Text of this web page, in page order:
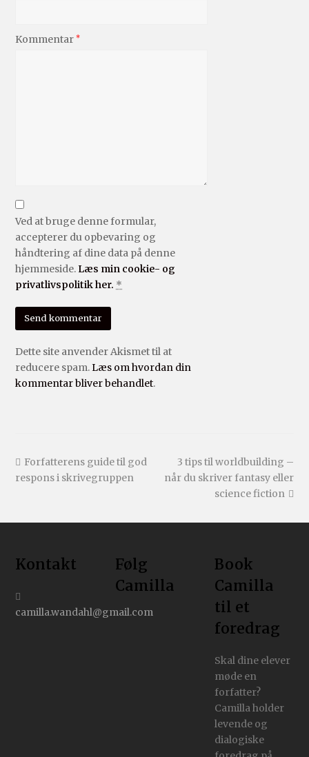
Kommentar *
Ved at bruge denne formular,
accepterer du opbevaring og
håndtering af dine data på denne
hjemmeside. Læs min cookie- og
privatlivspolitik her. *
Dette site anvender Akismet til at
reducere spam.Læs om hvordan din
kommentar bliver behandlet.
Forfatterens guide til god
respons i skrivegruppen
3 tips til worldbuilding –
når du skriver fantasy eller
science fiction
Kontakt
camilla.wandahl@gmail.com
Følg
Camilla
Book
Camilla
til et
foredrag
Skal dine elever
møde en
forfatter?
Camilla holder
levende og
dialogiske